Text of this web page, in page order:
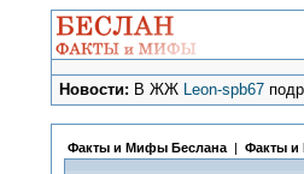
Новости: В ЖЖ Leon-spb67
Факты и Мифы Беслана| Факты и